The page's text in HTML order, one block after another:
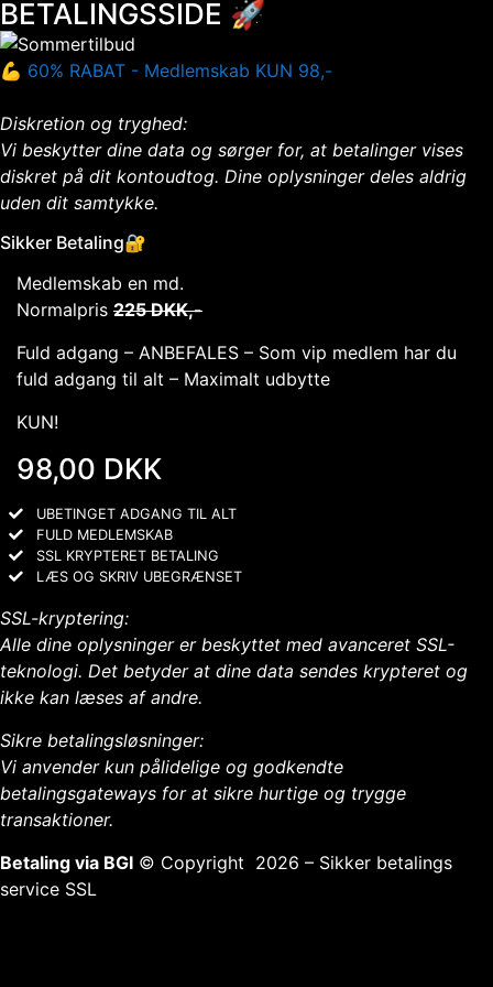
BETALINGSSIDE 🚀
💪 60% RABAT - Medlemskab KUN 98,-
Diskretion og tryghed:
Vi beskytter dine data og sørger for, at betalinger vises
diskret på dit kontoudtog. Dine oplysninger deles aldrig
uden dit samtykke.
Sikker Betaling🔐
Medlemskab en md.
Normalpris 225 DKK,-
Fuld adgang – ANBEFALES – Som vip medlem har du
fuld adgang til alt – Maximalt udbytte
KUN!
98,00 DKK
UBETINGET ADGANG TIL ALT
FULD MEDLEMSKAB
SSL KRYPTERET BETALING
LÆS OG SKRIV UBEGRÆNSET
SSL-kryptering:
Alle dine oplysninger er beskyttet med avanceret SSL-
teknologi. Det betyder at dine data sendes krypteret og
ikke kan læses af andre.
Sikre betalingsløsninger:
Vi anvender kun pålidelige og godkendte
betalingsgateways for at sikre hurtige og trygge
transaktioner.
Betaling via BGI © Copyright 2026 – Sikker betalings
service SSL